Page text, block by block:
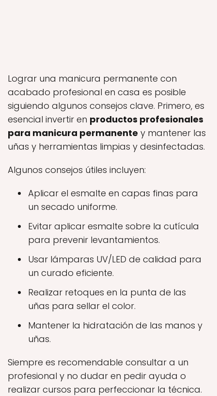
Lograr una manicura permanente con
acabado profesional en casa es posible
siguiendo algunos consejos clave. Primero, es
esencial invertir en productos profesionales
para manicura permanente y mantener las
uñas y herramientas limpias y desinfectadas.
Algunos consejos útiles incluyen:
Aplicar el esmalte en capas finas para
un secado uniforme.
Evitar aplicar esmalte sobre la cutícula
para prevenir levantamientos.
Usar lámparas UV/LED de calidad para
un curado eficiente.
Realizar retoques en la punta de las
uñas para sellar el color.
Mantener la hidratación de las manos y
uñas.
Siempre es recomendable consultar a un
profesional y no dudar en pedir ayuda o
realizar cursos para perfeccionar la técnica.